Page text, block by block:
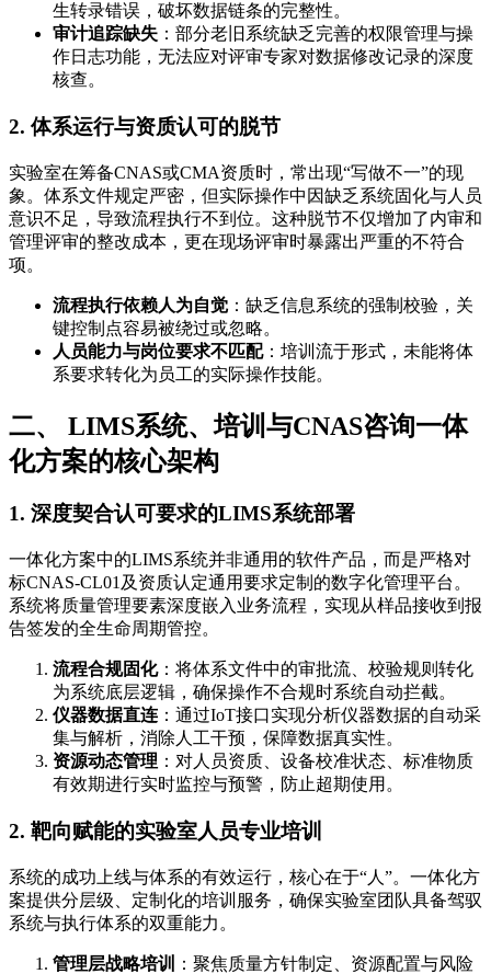
生转录错误，破坏数据链条的完整性。
审计追踪缺失 ：部分老旧系统缺乏完善的权限管理与操
作日志功能，无法应对评审专家对数据修改记录的深度
核查。
2. 体系运行与资质认可的脱节
实验室在筹备CNAS或CMA资质时，常出现“写做不一”的现
象。体系文件规定严密，但实际操作中因缺乏系统固化与人员
意识不足，导致流程执行不到位。这种脱节不仅增加了内审和
管理评审的整改成本，更在现场评审时暴露出严重的不符合
项。
流程执行依赖人为自觉：缺乏信息系统的强制校验，关
键控制点容易被绕过或忽略。
人员能力与岗位要求不匹配：培训流于形式，未能将体
系要求转化为员工的实际操作技能。
二、 LIMS系统、培训与CNAS咨询一体
化方案的核心架构
1. 深度契合认可要求的LIMS系统部署
一体化方案中的LIMS系统并非通用的软件产品，而是严格对
标CNAS-CL01及资质认定通用要求定制的数字化管理平台。
系统将质量管理要素深度嵌入业务流程，实现从样品接收到报
告签发的全生命周期管控。
流程合规固化：将体系文件中的审批流、校验规则转化
为系统底层逻辑，确保操作不合规时系统自动拦截。
仪器数据直连 ：通过IoT接口实现分析仪器数据的自动采
集与解析，消除人工干预，保障数据真实性。
资源动态管理 ：对人员资质、设备校准状态、标准物质
有效期进行实时监控与预警，防止超期使用。
2. 靶向赋能的实验室人员专业培训
系统的成功上线与体系的有效运行，核心在于“人”。一体化方
案提供分层级、定制化的培训服务，确保实验室团队具备驾驭
系统与执行体系的双重能力。
管理层战略培训
：聚焦质量方针制定、资源配置与风险